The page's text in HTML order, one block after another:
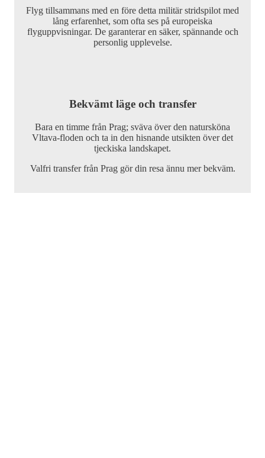
Flyg tillsammans med en före detta militär stridspilot med
lång erfarenhet, som ofta ses på europeiska
flyguppvisningar. De garanterar en säker, spännande och
personlig upplevelse.
Bekvämt läge och transfer
Bara en timme från Prag; sväva över den natursköna
Vltava-floden och ta in den hisnande utsikten över det
tjeckiska landskapet.
Valfri transfer från Prag gör din resa ännu mer bekväm.